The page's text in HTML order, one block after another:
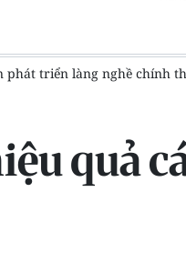
triển làng nghề chính
quả